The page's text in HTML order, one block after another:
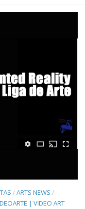
/ARTS NEWS /
| VIDEO ART